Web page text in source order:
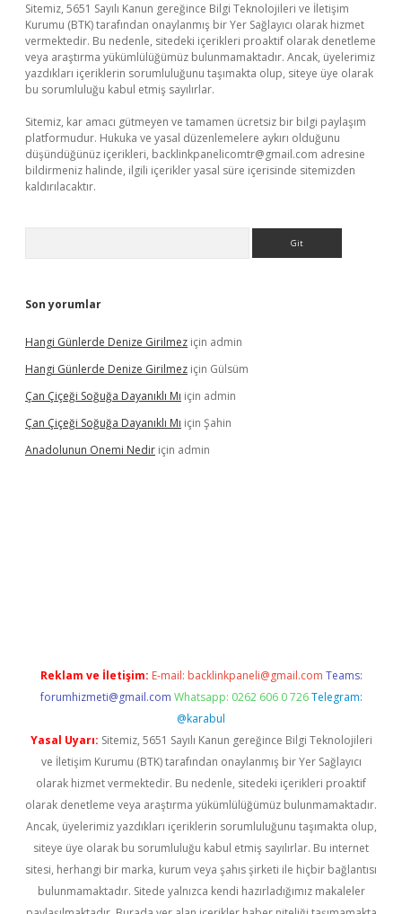
Sitemiz, 5651 Sayılı Kanun gereğince Bilgi Teknolojileri ve İletişim
Kurumu (BTK) tarafından onaylanmış bir Yer Sağlayıcı olarak hizmet
vermektedir. Bu nedenle, sitedeki içerikleri proaktif olarak denetleme
veya araştırma yükümlülüğümüz bulunmamaktadır. Ancak, üyelerimiz
yazdıkları içeriklerin sorumluluğunu taşımakta olup, siteye üye olarak
bu sorumluluğu kabul etmiş sayılırlar.
Sitemiz, kar amacı gütmeyen ve tamamen ücretsiz bir bilgi paylaşım
platformudur. Hukuka ve yasal düzenlemelere aykırı olduğunu
düşündüğünüz içerikleri, backlinkpanelicomtr@gmail.com adresine
bildirmeniz halinde, ilgili içerikler yasal süre içerisinde sitemizden
kaldırılacaktır.
Son yorumlar
Hangi Günlerde Denize Girilmez için admin
Hangi Günlerde Denize Girilmez için Gülsüm
Çan Çiçeği Soğuğa Dayanıklı Mı için admin
Çan Çiçeği Soğuğa Dayanıklı Mı için Şahin
Anadolunun Onemi Nedir için admin
Reklam ve İletişim: E-mail: backlinkpaneli@gmail.com Teams:
forumhizmeti@gmail.com Whatsapp: 0262 606 0 726 Telegram:
@karabul
Yasal Uyarı: Sitemiz, 5651 Sayılı Kanun gereğince Bilgi Teknolojileri
ve İletişim Kurumu (BTK) tarafından onaylanmış bir Yer Sağlayıcı
olarak hizmet vermektedir. Bu nedenle, sitedeki içerikleri proaktif
olarak denetleme veya araştırma yükümlülüğümüz bulunmamaktadır.
Ancak, üyelerimiz yazdıkları içeriklerin sorumluluğunu taşımakta olup,
siteye üye olarak bu sorumluluğu kabul etmiş sayılırlar. Bu internet
sitesi, herhangi bir marka, kurum veya şahıs şirketi ile hiçbir bağlantısı
bulunmamaktadır. Sitede yalnızca kendi hazırladığımız makaleler